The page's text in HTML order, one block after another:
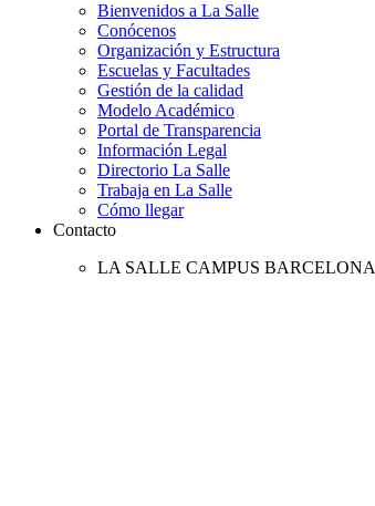
Bienvenidos a La Salle
Conócenos
Organización y Estructura
Escuelas y Facultades
Gestión de la calidad
Modelo Académico
Portal de Transparencia
Información Legal
Directorio La Salle
Trabaja en La Salle
Cómo llegar
Contacto
LA SALLE CAMPUS BARCELONA